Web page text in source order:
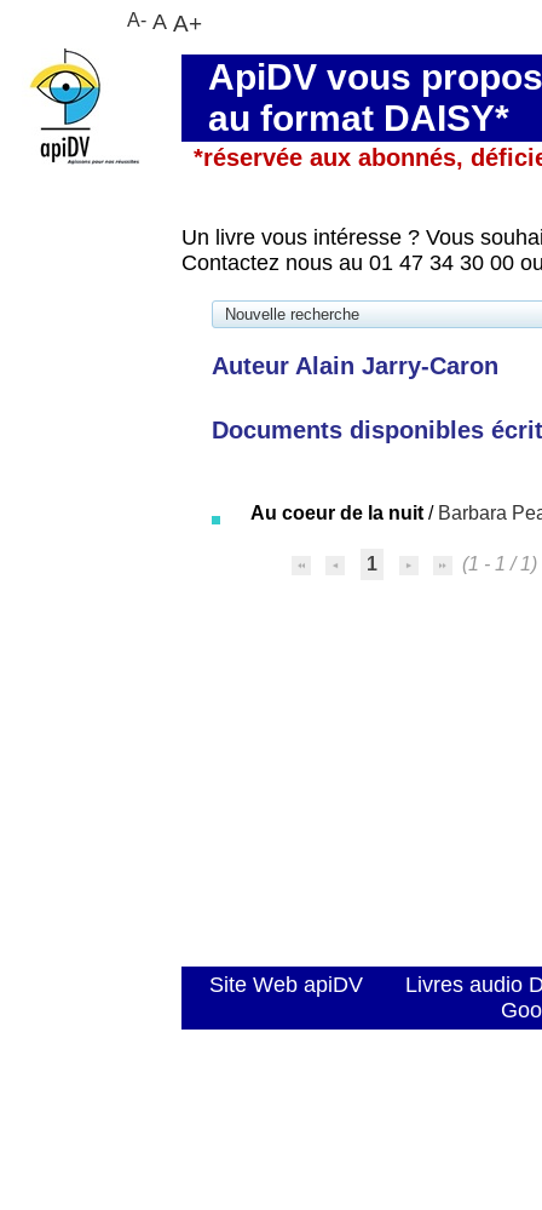
ApiDV vous
au format DAISY*
*réservée aux abonnés,
Un livre vous intéresse ? Vous
Contactez nous au 01 47 34 30 00
Nouvelle recherche
Auteur Alain Jarry-Caron
Documents disponibles
Au coeur de la nuit / Barbara
1 (1 - 1 / 1)
Site Web apiDV
Livres audio
A- A A+